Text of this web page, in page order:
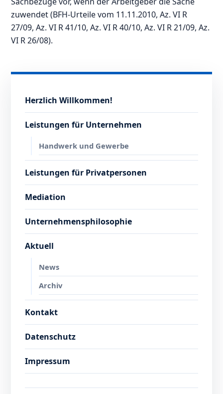
zuwendet (BFH-Urteile vom 11.11.2010, Az. VI R
27/09, Az. VI R 41/10, Az. VI R 40/10, Az. VI R 21/09, Az.
VI R 26/08).
Herzlich Willkommen!
Leistungen für Unternehmen
Handwerk und Gewerbe
Leistungen für Privatpersonen
Mediation
Unternehmensphilosophie
Aktuell
News
Archiv
Kontakt
Datenschutz
Impressum